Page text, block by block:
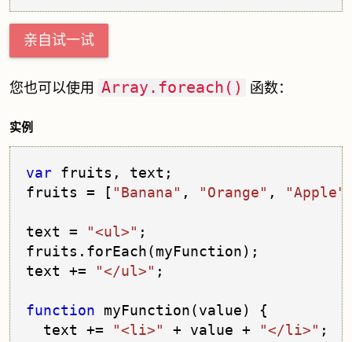
亲自试一试
您也可以使用 Array.foreach() 函数：
实例
var fruits, text;
fruits = [ "Banana" , "Orange" , "Apple"
text = "<ul>" ;
fruits. forEach(myFunction);
text +=
"</ul>" ;
function myFunction(value) {
  text +=
"<li>" + value + "</li>" ;